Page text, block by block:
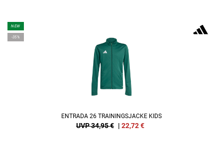
NEW
-35%
ENTRADA 26 TRAININGSJACKE KIDS
UVP 34,95 € | 22,72€